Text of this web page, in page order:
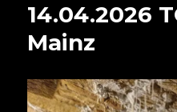
14.04.2026
Mainz